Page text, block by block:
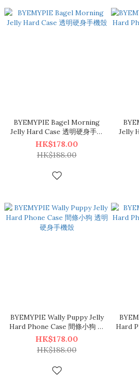
BYEMYPIE Bagel Morning
Jelly Hard Case 透明硬身手機
殼
HK$178.00
HK$188.00
Jelly
BYEMYPIE Wally Puppy Jelly
Hard Phone Case 間條小狗 透
明硬身手機殼
HK$178.00
HK$188.00
Hard